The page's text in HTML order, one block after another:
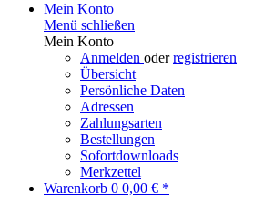
Mein Konto
Menü schließen
Mein Konto
Anmelden oderregistrieren
Übersicht
Persönliche Daten
Adressen
Zahlungsarten
Bestellungen
Sofortdownloads
Merkzettel
Warenkorb 0 0,00 € *